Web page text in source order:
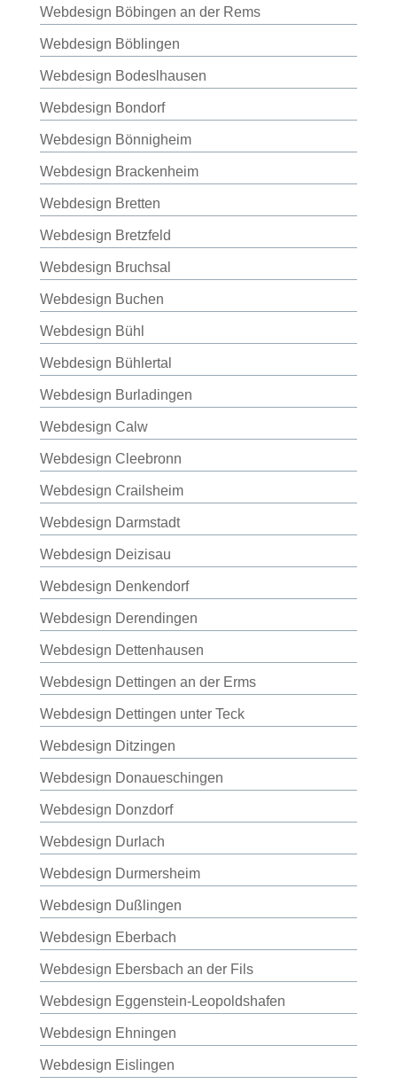
Webdesign Böbingen an der Rems
Webdesign Böblingen
Webdesign Bodeslhausen
Webdesign Bondorf
Webdesign Bönnigheim
Webdesign Brackenheim
Webdesign Bretten
Webdesign Bretzfeld
Webdesign Bruchsal
Webdesign Buchen
Webdesign Bühl
Webdesign Bühlertal
Webdesign Burladingen
Webdesign Calw
Webdesign Cleebronn
Webdesign Crailsheim
Webdesign Darmstadt
Webdesign Deizisau
Webdesign Denkendorf
Webdesign Derendingen
Webdesign Dettenhausen
Webdesign Dettingen an der Erms
Webdesign Dettingen unter Teck
Webdesign Ditzingen
Webdesign Donaueschingen
Webdesign Donzdorf
Webdesign Durlach
Webdesign Durmersheim
Webdesign Dußlingen
Webdesign Eberbach
Webdesign Ebersbach an der Fils
Webdesign Eggenstein-Leopoldshafen
Webdesign Ehningen
Webdesign Eislingen